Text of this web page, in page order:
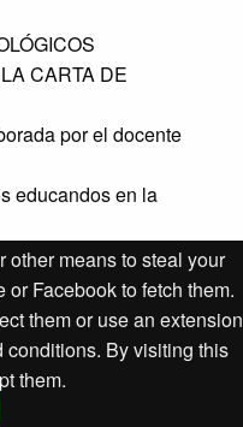
other means to steal your
Facebook to fetch them.
them or use an extension
conditions. By visiting this
them.
CARTA DE
por el docente
educandos en la
en cuenta el
La amplitud
de instrucción tiene